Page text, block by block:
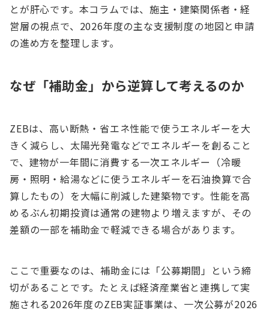
とが肝心です。本コラムでは、施主・建築関係者・経
営層の視点で、2026年度の主な支援制度の地図と申請
の進め方を整理します。
なぜ「補助金」から逆算して考えるのか
ZEBは、高い断熱・省エネ性能で使うエネルギーを大
きく減らし、太陽光発電などでエネルギーを創ること
で、建物が一年間に消費する一次エネルギー（冷暖
房・照明・給湯などに使うエネルギーを石油換算で合
算したもの）を大幅に削減した建築物です。性能を高
めるぶん初期投資は通常の建物より増えますが、その
差額の一部を補助金で軽減できる場合があります。
ここで重要なのは、補助金には「公募期間」という締
切があることです。たとえば経済産業省と連携して実
施される2026年度のZEB実証事業は、一次公募が2026